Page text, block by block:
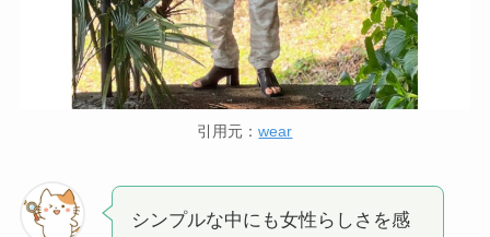
引用元：wear
シンプルな中にも女性らしさを感